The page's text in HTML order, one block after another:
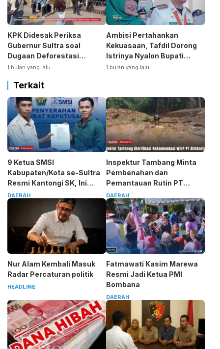
KPK Didesak Periksa
Gubernur Sultra soal
Dugaan Deforestasi
Kabaen
1 bulan yang lalu
Ambisi Pertahankan
Kekuasaan, Tafdil Dorong
Istrinya Nyalon Bupati
Bombana
1 bulan yang lalu
Terkait
9 Ketua SMSI
Kabupaten/Kota se-Sultra
Resmi Kantongi SK, Ini
Pesan Tegas Sarjono
DAERAH
Inspektur Tambang Minta
Pembenahan dan
Pemantauan Rutin PT
Almharig
DAERAH
Nur Alam Kembali Masuk
Radar Percaturan politik
HEADLINE
Fatmawati Kasim Marewa
Resmi Jadi Ketua PMI
Bombana
DAERAH